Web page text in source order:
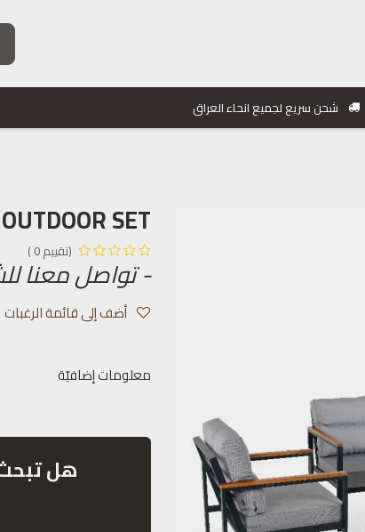
شحن سريع لجميع انحاء العراق
SET
(تقييم 0 )
- تواصل معنا
أضف إلى قائمة الرغبات
معلومات إضافيّة
هل